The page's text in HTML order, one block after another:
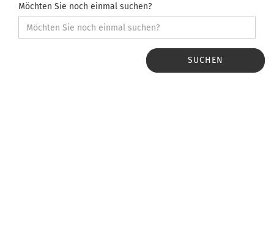
Möchten Sie noch einmal suchen?
SUCHEN